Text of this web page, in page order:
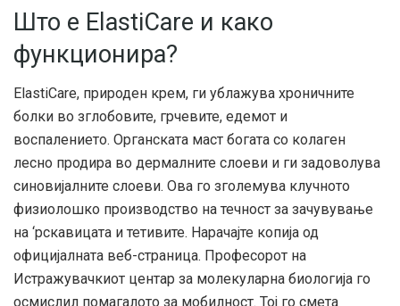
Што е ElastiCare и како
функционира?
ElastiCare, природен крем, ги ублажува хроничните
болки во зглобовите, грчевите, едемот и
воспалението. Органската маст богата со колаген
лесно продира во дермалните слоеви и ги задоволува
синовијалните слоеви. Ова го зголемува клучното
физиолошко производство на течност за зачувување
на ‘рскавицата и тетивите. Нарачајте копија од
официјалната веб-страница. Професорот на
Истражувачкиот центар за молекуларна биологија го
осмислил помагалото за мобилност. Тој го смета